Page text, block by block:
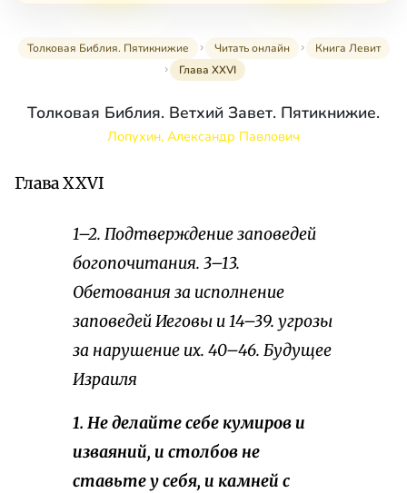
Толковая Библия. Пятикнижие Читать онлайн
Книга Левит
Глава XXVI
Толковая Библия. Ветхий Завет. Пятикнижие.
Лопухин, Александр Павлович
Глава XXVI
1–2. Подтверждение заповедей
богопочитания. 3–13.
Обетования за исполнение
заповедей Иеговы и 14–39. угрозы
за нарушение их. 40–46. Будущее
Израиля
1. Не делайте себе кумиров и
изваяний, и столбов не
ставьте у себя, и камней с